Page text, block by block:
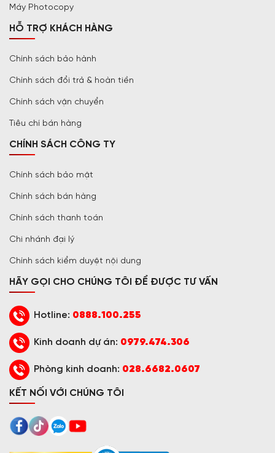
Máy Photocopy
HỖ TRỢ KHÁCH HÀNG
Chính sách bảo hành
Chính sách đổi trả & hoàn tiền
Chính sách vận chuyển
Tiêu chí bán hàng
CHÍNH SÁCH CÔNG TY
Chính sách bảo mật
Chính sách bán hàng
Chính sách thanh toán
Chi nhánh đại lý
Chính sách kiểm duyệt nội dung
HÃY GỌI CHO CHÚNG TÔI ĐỂ ĐƯỢC TƯ VẤN
Hotline: 0888.100.255
Kinh doanh dự án: 0979.474.306
Phòng kinh doanh: 028.6682.0607
KẾT NỐI VỚI CHÚNG TÔI